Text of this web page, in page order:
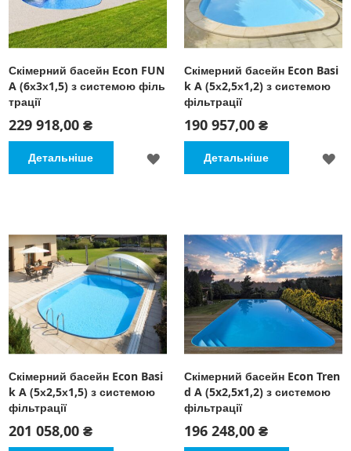
Скімерний басейн Econ FUN
A (6х3х1,5) з системою філь
трації
229 918,00 ₴
Детальніше
ДОДАТИ
БАЖАНЬ
Скімерний басейн Econ Basi
k A (5х2,5х1,2) з системою
фільтрації
190 957,00 ₴
Детальніше
Скімерний басейн Econ Basi
k A (5х2,5х1,5) з системою
фільтрації
201 058,00 ₴
Скімерний басейн Econ Tren
d A (5x2,5x1,2) з системою
фільтрації
196 248,00 ₴